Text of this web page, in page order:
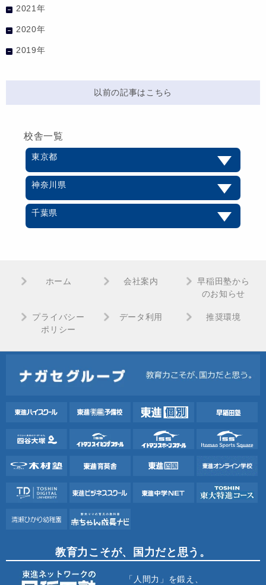
2021年
2020年
2019年
以前の記事はこちら
校舎一覧
東京都
神奈川県
千葉県
ホーム 会社案内
早稲田塾から
のお知らせ
プライバシー
ポリシー
データ利用 推奨環境
教育力こそが、国力だと思う。
「人間力」を鍛え、